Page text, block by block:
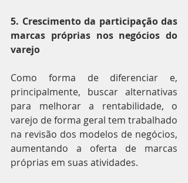
5. Crescimento da participação das
marcas próprias nos negócios do
varejo
Como forma de diferenciar e,
principalmente, buscar alternativas
para melhorar a rentabilidade, o
varejo de forma geral tem trabalhado
na revisão dos modelos de negócios,
aumentando a oferta de marcas
próprias em suas atividades.